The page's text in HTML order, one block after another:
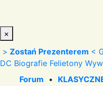
×
> Zostań Prezenterem <
DC Biografie Felietony
Forum •